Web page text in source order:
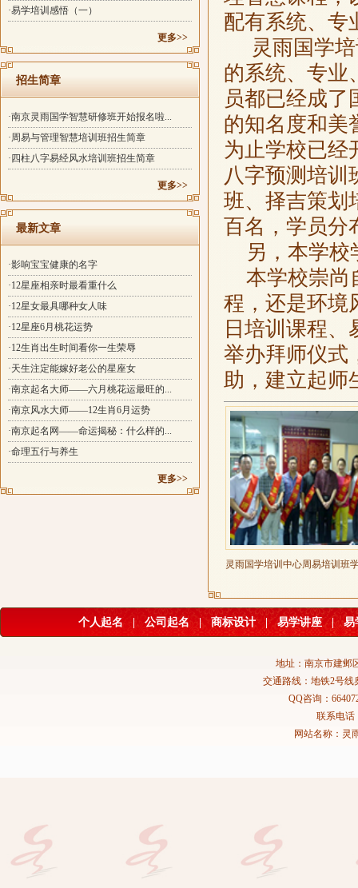
·易学培训感悟（一）
更多>>
招生简章
·南京灵雨国学智慧研修班开始报名啦...
·周易与管理智慧培训班招生简章
·四柱八字易经风水培训班招生简章
更多>>
最新文章
·影响宝宝健康的名字
·12星座相亲时最看重什么
·12星女最具哪种女人味
·12星座6月桃花运势
·12生肖出生时间看你一生荣辱
·天生注定能嫁好老公的星座女
·南京起名大师——六月桃花运最旺的...
·南京风水大师——12生肖6月运势
·南京起名网——命运揭秘：什么样的...
·命理五行与养生
更多>>
配有系统、专
灵雨国学
的系统、专业
员都已经成
的知名度和美
为止学校已经
八字预测培训
班、择吉策划
百名，学员分
另，本学校
本学校崇尚
程，还是环境
日培训课程
举办拜师仪式
助，建立起师
灵雨国学培训中心周易培训班
个人起名 公司起名 | 商标设计 | 易学讲座 | 易
地址：南京市建邺
交通路线：地铁2号线
QQ咨询：
联系电话
网站名称：灵